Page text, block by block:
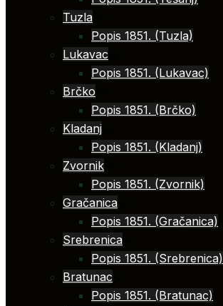
Tuzla
Popis 1851. (Tuzla)
Lukavac
Popis 1851. (Lukavac)
Brčko
Popis 1851. (Brčko)
Kladanj
Popis 1851. (Kladanj)
Zvornik
Popis 1851. (Zvornik)
Gračanica
Popis 1851. (Gračanica)
Srebrenica
Popis 1851. (Srebrenica)
Bratunac
Popis 1851. (Bratunac)